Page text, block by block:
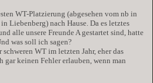
WT-Platzierung (abgesehen vom nb in
Liebenberg) nach Hause. Da es letztes
alle unsere Freunde A gestartet sind, hatte
was soll ich sagen?
WT im letzten Jahr, eher das
gar keinen Fehler erlauben, wenn man